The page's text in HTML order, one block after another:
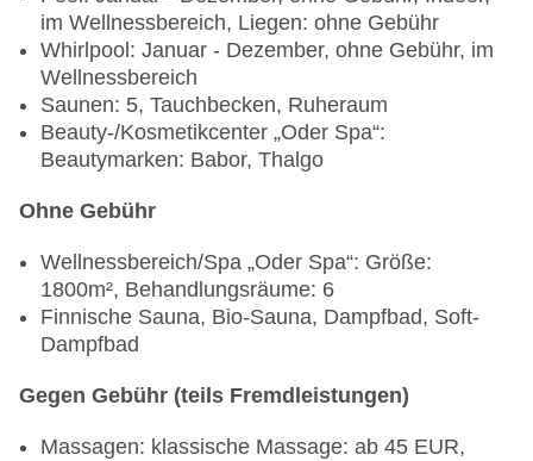
im Wellnessbereich, Liegen: ohne Gebühr
Whirlpool: Januar - Dezember, ohne Gebühr, im
Wellnessbereich
Saunen: 5, Tauchbecken, Ruheraum
Beauty-/Kosmetikcenter „Oder Spa“:
Beautymarken: Babor, Thalgo
Ohne Gebühr
Wellnessbereich/Spa „Oder Spa“: Größe:
1800m², Behandlungsräume: 6
Finnische Sauna, Bio-Sauna, Dampfbad, Soft-
Dampfbad
Gegen Gebühr (teils Fremdleistungen)
Massagen: klassische Massage: ab 45 EUR,